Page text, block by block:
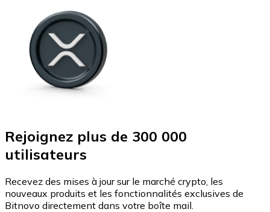
Rejoignez plus de 300 000
utilisateurs
Recevez des mises à jour sur le marché crypto, les
nouveaux produits et les fonctionnalités exclusives de
Bitnovo directement dans votre boîte mail.